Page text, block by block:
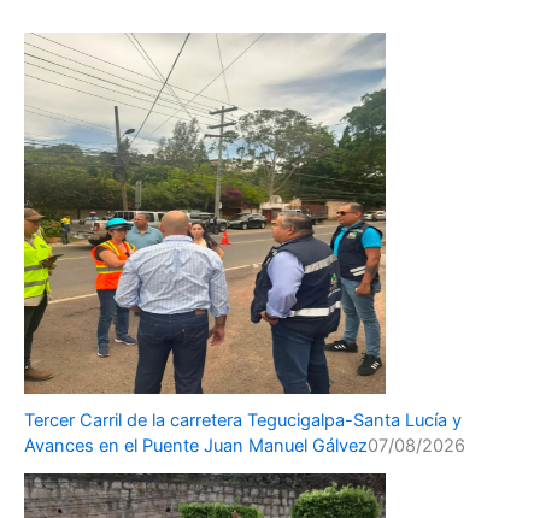
Tercer Carril de la carretera Tegucigalpa-Santa Lucía y
Avances en el Puente Juan Manuel Gálvez07/08/2026